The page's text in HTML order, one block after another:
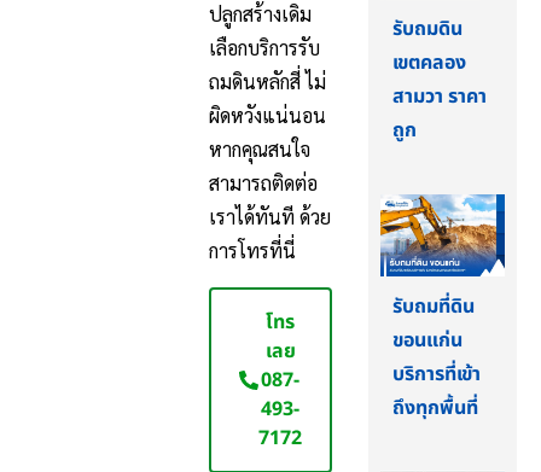
ปลูกสร้างเดิม
เลือกบริการรับ
ถมดินหลักสี่ ไม่
ผิดหวังแน่นอน
หากคุณสนใจ
สามารถติดต่อ
เราได้ทันที ด้วย
การโทรที่นี่
โทร
เลย
087-
493-
7172
รับถมดิน
เขตคลอง
สามวา ราคา
ถูก
รับถมที่ดิน
ขอนแก่น
บริการที่เข้า
ถึงทุกพื้นที่